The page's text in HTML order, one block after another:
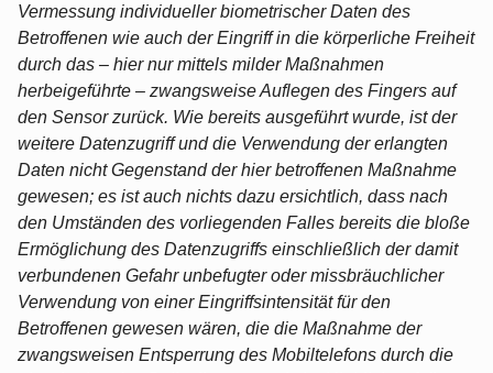
Vermessung individueller biometrischer Daten des
Betroffenen wie auch der Eingriff in die körperliche Freiheit
durch das – hier nur mittels milder Maßnahmen
herbeigeführte – zwangsweise Auflegen des Fingers auf
den Sensor zurück. Wie bereits ausgeführt wurde, ist der
weitere Datenzugriff und die Verwendung der erlangten
Daten nicht Gegenstand der hier betroffenen Maßnahme
gewesen; es ist auch nichts dazu ersichtlich, dass nach
den Umständen des vorliegenden Falles bereits die bloße
Ermöglichung des Datenzugriffs einschließlich der damit
verbundenen Gefahr unbefugter oder missbräuchlicher
Verwendung von einer Eingriffsintensität für den
Betroffenen gewesen wären, die die Maßnahme der
zwangsweisen Entsperrung des Mobiltelefons durch die